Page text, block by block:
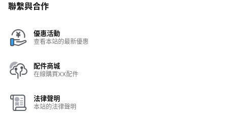
聯繫與合作
優惠活動
查看本站的最新優惠
配件商城
在線購買XX配件
法律聲明
本站的法律聲明